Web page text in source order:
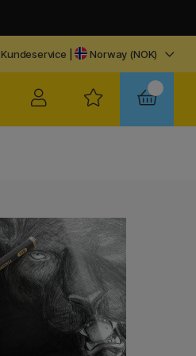
Kundeservice | Norway (NOK)